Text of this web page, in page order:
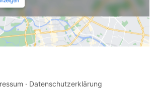
· Datenschutzerklärung